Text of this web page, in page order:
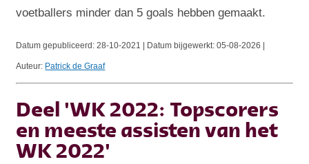
voetballers minder dan 5 goals hebben gemaakt.
Datum gepubliceerd:28-10-2021 | Datum bijgewerkt:05-08-2026 |
Auteur: Patrick de Graaf
Deel 'WK 2022: Topscorers
en meeste assisten van het
WK 2022'